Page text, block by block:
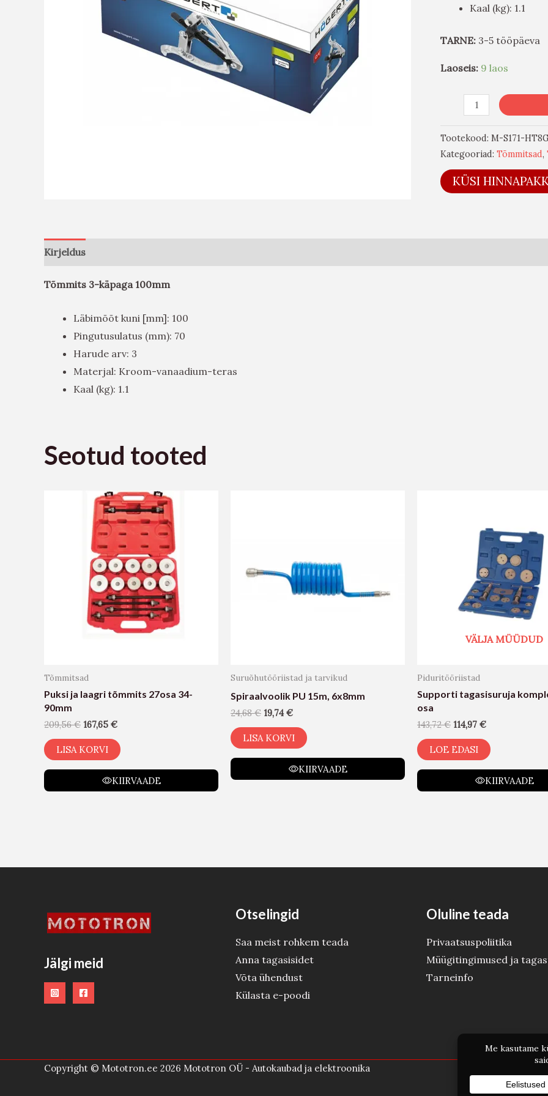
Kaal (kg): 1.1
TARNE: 3-5 tööpäeva
Laoseis: 9 laos
Tootekood: M-S171-
Kategooriad: Tõmmitsad,
KÜSI
Kirjeldus
Tõmmits 3-käpaga 100mm
Läbimõõt kuni [mm]: 100
Pingutusulatus (mm): 70
Harude arv: 3
Materjal: Kroom-vanaadium-teras
Kaal (kg): 1.1
Seotud tooted
Tõmmitsad
Puksi ja laagri tõmmits 27osa 34-
90mm
209,56€ 167,65 €
LISA KORVI
KIIRVAADE
Suruõhutööriistad ja tarvikud
Spiraalvoolik PU 15m, 6x8mm
24,68€ 19,74€
LISA KORVI
KIIRVAADE
VÄLJA MÜÜDUD
Piduritööriistad
Supporti tagasisuruja
osa
143,72€ 114,97 €
LOE EDASI
KIIRVAADE
Jälgi meid
Otselingid
Saa meist rohkem teada
Anna tagasisidet
Võta ühendust
Külasta e-poodi
Oluline teada
Privaatsuspoliitika
Müügitingimused ja
Tarneinfo
Copyright © Mototron.ee 2026 Mototron OÜ - Autokaubad ja elektroonika